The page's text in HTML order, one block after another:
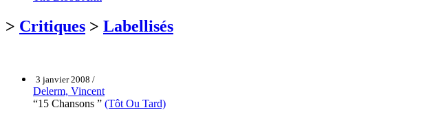
> Critiques > Labellisés
3 janvier 2008 /
Delerm, Vincent
“15 Chansons ” (Tôt Ou Tard)